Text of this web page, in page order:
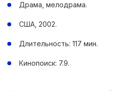
Драма, мелодрама.
США, 2002.
Длительность: 117 мин.
Кинопоиск: 7.9.